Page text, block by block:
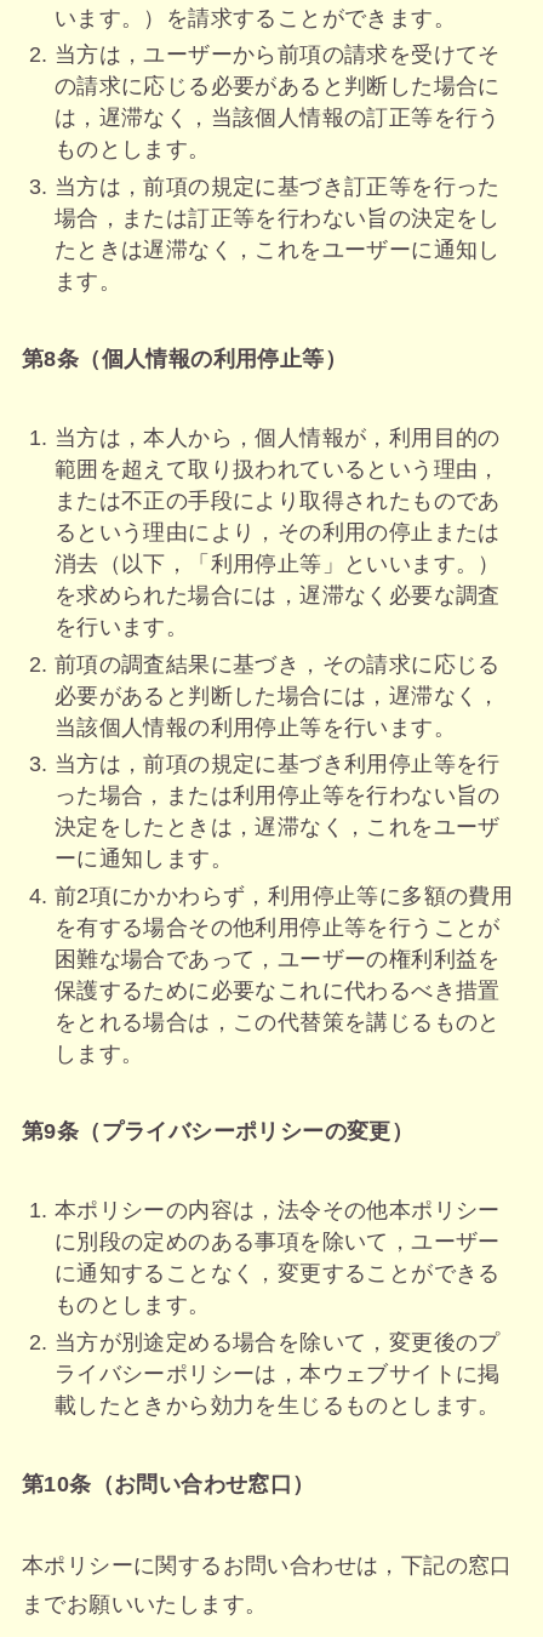
います。）を請求することができます。
当方は，ユーザーから前項の請求を受けてそ
の請求に応じる必要があると判断した場合に
は，遅滞なく，当該個人情報の訂正等を行う
ものとします。
当方は，前項の規定に基づき訂正等を行った
場合，または訂正等を行わない旨の決定をし
たときは遅滞なく，これをユーザーに通知し
ます。
第8条（個人情報の利用停止等）
当方は，本人から，個人情報が，利用目的の
範囲を超えて取り扱われているという理由，
または不正の手段により取得されたものであ
るという理由により，その利用の停止または
消去（以下，「利用停止等」といいます。）
を求められた場合には，遅滞なく必要な調査
を行います。
前項の調査結果に基づき，その請求に応じる
必要があると判断した場合には，遅滞なく，
当該個人情報の利用停止等を行います。
当方は，前項の規定に基づき利用停止等を行
った場合，または利用停止等を行わない旨の
決定をしたときは，遅滞なく，これをユーザ
ーに通知します。
前2項にかかわらず，利用停止等に多額の費用
を有する場合その他利用停止等を行うことが
困難な場合であって，ユーザーの権利利益を
保護するために必要なこれに代わるべき措置
をとれる場合は，この代替策を講じるものと
します。
第9条（プライバシーポリシーの変更）
本ポリシーの内容は，法令その他本ポリシー
に別段の定めのある事項を除いて，ユーザー
に通知することなく，変更することができる
ものとします。
当方が別途定める場合を除いて，変更後のプ
ライバシーポリシーは，本ウェブサイトに掲
載したときから効力を生じるものとします。
第10条（お問い合わせ窓口）
本ポリシーに関するお問い合わせは，下記の窓口
までお願いいたします。